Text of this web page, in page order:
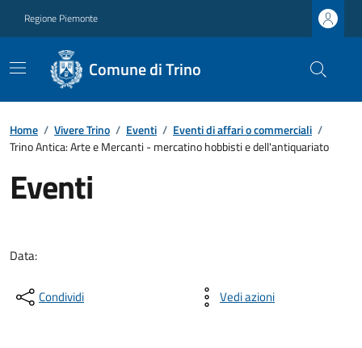
Regione Piemonte
Comune di Trino
Home / Vivere Trino / Eventi / Eventi di affari o commerciali /
Trino Antica: Arte e Mercanti - mercatino hobbisti e dell'antiquariato
Eventi
Data:
Condividi Vedi azioni